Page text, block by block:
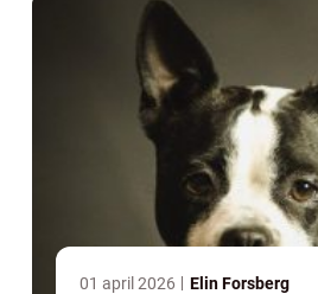
01 april 2026 Elin Forsberg